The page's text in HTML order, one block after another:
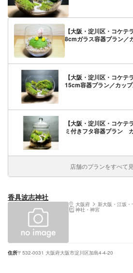
【大阪・淀川区・コケテ
8cmガラス容器プラン／
【大阪・淀川区・コケテ
15cm容器プラン／カッ
【大阪・淀川区・コケ
ミ付きフタ容器プラン
店舗のプランをすべて
香具波志神社
大阪府 新大阪・江坂
神社・神宮
住所〒532-0031 大阪府大阪市淀川区加島4-4-20